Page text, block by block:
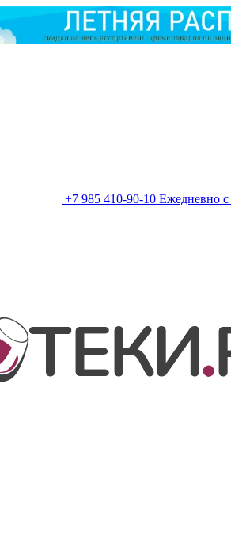
+7 985 410-90-10 Ежедневно с